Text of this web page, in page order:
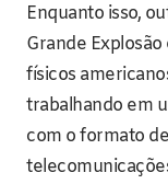
Enquanto isso,
Grande
físicos
trabalhando em
com o formato